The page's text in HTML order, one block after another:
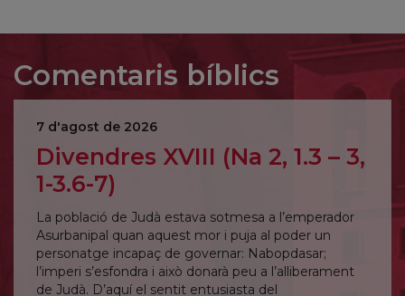
Comentaris bíblics
7 d'agost de 2026
Divendres XVIII (Na 2, 1.3 – 3,
1-3.6-7)
La població de Judà estava sotmesa a l’emperador
Asurbanipal quan aquest mor i puja al poder un
personatge incapaç de governar: Nabopdasar;
l’imperi s’esfondra i això donarà peu a l’alliberament
de Judà. D’aquí el sentit entusiasta del